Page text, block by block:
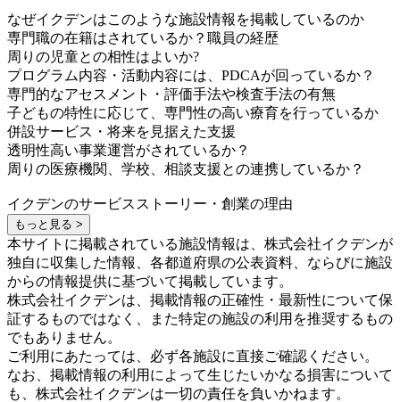
なぜイクデンはこのような施設情報を掲載しているのか
専門職の在籍はされているか？職員の経歴
周りの児童との相性はよいか?
プログラム内容・活動内容には、PDCAが回っているか？
専門的なアセスメント・評価手法や検査手法の有無
子どもの特性に応じて、専門性の高い療育を行っているか
併設サービス・将来を見据えた支援
透明性高い事業運営がされているか？
周りの医療機関、学校、相談支援との連携しているか？
イクデンのサービスストーリー・創業の理由
もっと見る >
本サイトに掲載されている施設情報は、株式会社イクデンが
独自に収集した情報、各都道府県の公表資料、ならびに施設
からの情報提供に基づいて掲載しています。
株式会社イクデンは、掲載情報の正確性・最新性について保
証するものではなく、また特定の施設の利用を推奨するもの
でもありません。
ご利用にあたっては、必ず各施設に直接ご確認ください。
なお、掲載情報の利用によって生じたいかなる損害について
も、株式会社イクデンは一切の責任を負いかねます。